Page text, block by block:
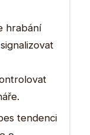
hrabání
tendenci